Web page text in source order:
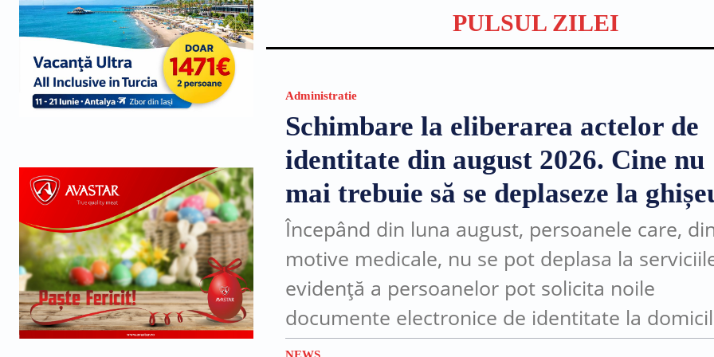
PULSUL ZILEI
Administratie
Schimbare la eliberarea actelor de
identitate din august 2026. Cine nu
mai trebuie să se deplaseze la
Începând din luna august, persoanele care,
motive medicale, nu se pot deplasa la
evidență a persoanelor pot solicita noile
documente electronice de identitate la
sau în locul în care se află. Măsura este